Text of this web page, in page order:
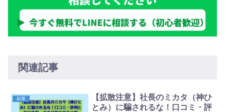
関連記事
副業
【拡散注意】社長のミカタ（神ひ
とみ）に騙されるな！口コミ・評